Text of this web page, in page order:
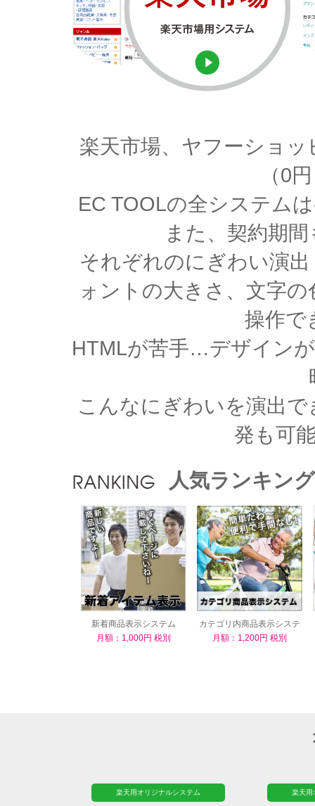
楽天市場、ヤフーショ
（0
EC TOOLの全システム
また、契約期
それぞれのにぎわい演
ォントの大きさ、文字
操作で
HTMLが苦手…デザイン
こんなにぎわいを演出
発も可
人気ランキング
新着商品表示システム
月額：1,000円 税別
カテゴリ内商品表示システ
ム
月額：1,200円 税別
楽天用オリジナルシステム 楽天用